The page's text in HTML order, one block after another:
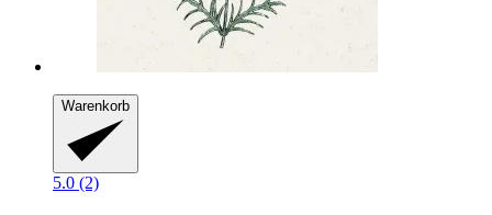
Warenkorb
5.0 (2)